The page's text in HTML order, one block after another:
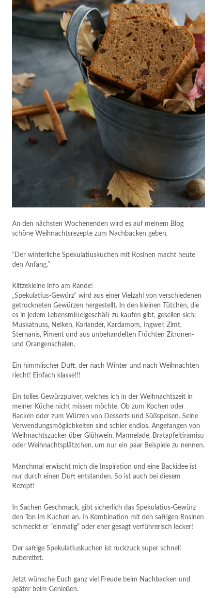
An den nächsten Wochenenden wird es auf meinem Blog
schöne Weihnachtsrezepte zum Nachbacken geben.
“Der winterliche Spekulatiuskuchen mit Rosinen macht heute
den Anfang.”
Klitzekleine Info am Rande!
„Spekulatius-Gewürz“ wird aus einer Vielzahl von verschiedenen
getrockneten Gewürzen hergestellt. In den kleinen Tütchen, die
es in jedem Lebensmittelgeschäft zu kaufen gibt, gesellen sich:
Muskatnuss, Nelken, Koriander, Kardamom, Ingwer, Zimt,
Sternanis, Piment und aus unbehandelten Früchten Zitronen-
und Orangenschalen.
Ein himmlischer Duft, der nach Winter und nach Weihnachten
riecht! Einfach klasse!!!
Ein tolles Gewürzpulver, welches ich in der Weihnachtszeit in
meiner Küche nicht missen möchte. Ob zum Kochen oder
Backen oder zum Würzen von Desserts und Süßspeisen. Seine
Verwendungsmöglichkeiten sind schier endlos. Angefangen von
Weihnachtszucker über Glühwein, Marmelade, Bratapfeltiramisu
oder Weihnachtsplätzchen, um nur ein paar Beispiele zu nennen.
Manchmal erwischt mich die Inspiration und eine Backidee ist
nur durch einen Duft entstanden. So ist auch bei diesem
Rezept!
In Sachen Geschmack, gibt sicherlich das Spekulatius-Gewürz
den Ton im Kuchen an. In Kombination mit den saftigen Rosinen
schmeckt er “einmalig” oder eher gesagt verführerisch lecker!
Der saftige Spekulatiuskuchen ist ruckzuck super schnell
zubereitet.
Jetzt wünsche Euch ganz viel Freude beim Nachbacken und
später beim Genießen.